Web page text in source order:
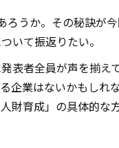
うか。その秘訣が
いて振返りたい。
表者全員が声を揃
企業はないかもし
育成」の具体的な